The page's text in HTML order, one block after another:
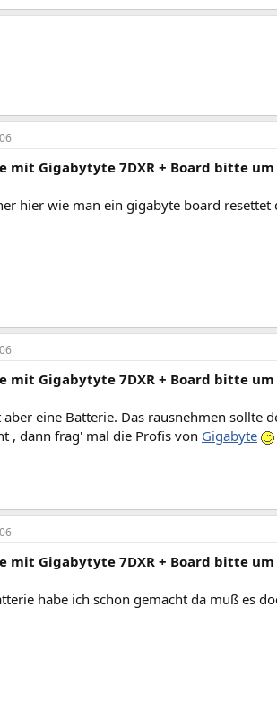
mit Gigabytyte 7DXR + Board bitte
hier wie man ein gigabyte board resettet
mit Gigabytyte 7DXR + Board bitte
aber eine Batterie. Das rausnehmen sollte
, dann frag' mal die Profis von Gigabyte
mit Gigabytyte 7DXR + Board bitte
habe ich schon gemacht da muß es